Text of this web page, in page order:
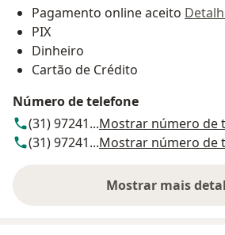
Pagamento online aceito
PIX
Dinheiro
Cartão de Crédito
Número de telefone
(31) 97241...Mostrar número de
(31) 97241...Mostrar número de
Mostrar maissobre o